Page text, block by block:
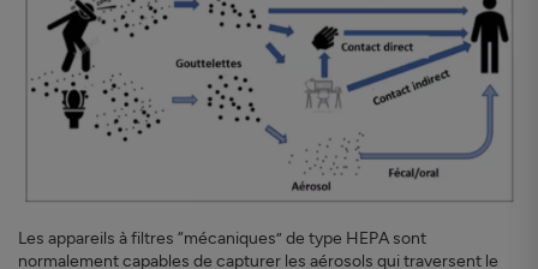
Les appareils à filtres “mécaniques” de type HEPA sont
normalement capables de capturer les aérosols qui traversent le